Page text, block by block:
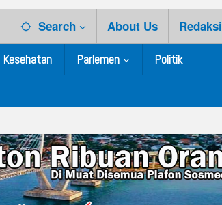
Search About Us Redaksi
Kesehatan Parlemen Politik